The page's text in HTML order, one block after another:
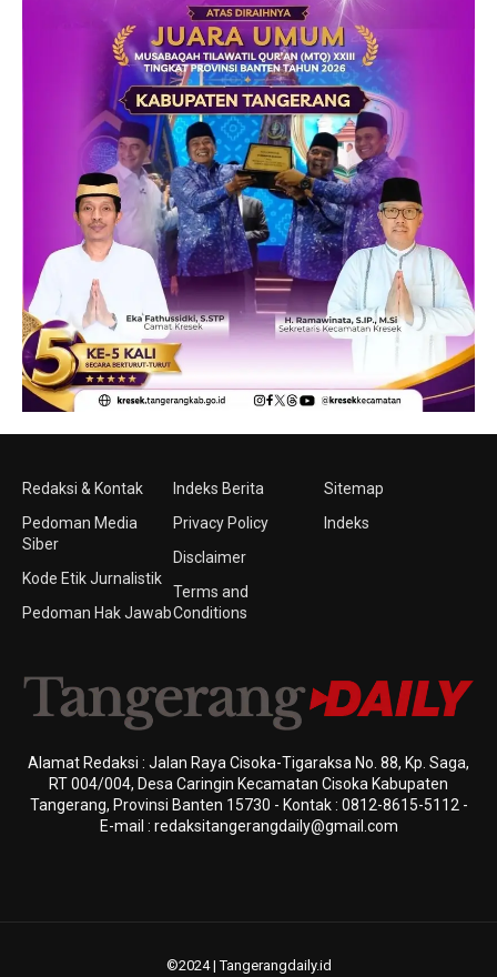
Redaksi & Kontak
Pedoman Media
Siber
Kode Etik Jurnalistik
Pedoman Hak Jawab
Indeks Berita
Privacy Policy
Disclaimer
Terms and
Conditions
Sitemap
Indeks
Alamat Redaksi : Jalan Raya Cisoka-Tigaraksa No. 88, Kp. Saga,
RT 004/004, Desa Caringin Kecamatan Cisoka Kabupaten
Tangerang, Provinsi Banten 15730 - Kontak : 0812-8615-5112 -
E-mail : redaksitangerangdaily@gmail.com
©2024 | Tangerangdaily.id